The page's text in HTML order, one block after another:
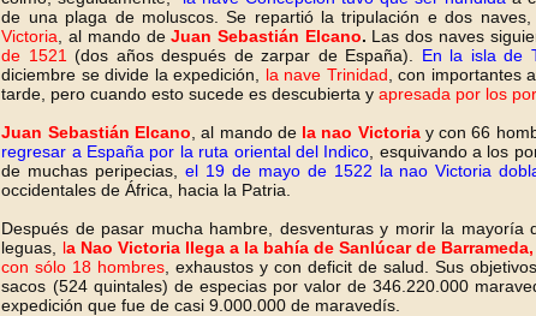
de una plaga de moluscos. Se repartió la tripulación e dos naves,
Victoria , al mando deJuan Sebastián Elcano. Las dos naves
de 1521 (dos años después de zarpar de España). En la isla de
diciembre se divide la expedición, la nave Trinidad , con importantes
tarde, pero cuando esto sucede es descubierta yapresada por los
Juan Sebastián Elcano , al mando de la nao Victoria y con 66
regresar a España por la ruta oriental del Indico , esquivando a los
de muchas peripecias,el 19 de mayo de 1522 la nao Victoria
occidentales de África, hacia la Patria.
Después de pasar mucha hambre, desventuras y morir la
leguas, la Nao Victoria llega a la bahía de Sanlúcar de
con sólo 18 hombres , exhaustos y con deficit de salud. Sus
sacos (524 quintales) de especias por valor de 346.220.000
expedición que fue de casi 9.000.000 de maravedís.